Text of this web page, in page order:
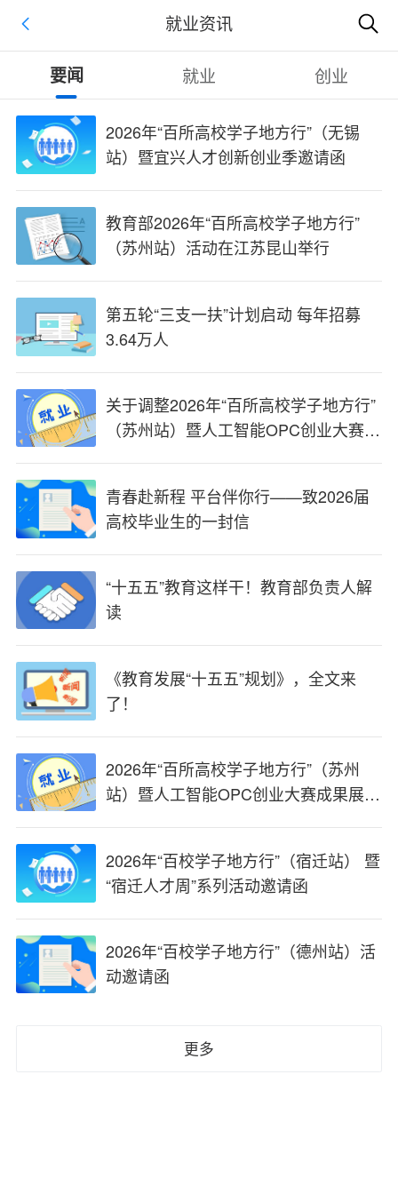
就业资讯
要闻 就业 创业
2026年“百所高校学子地方行”（无锡
站）暨宜兴人才创新创业季邀请函
教育部2026年“百所高校学子地方行”
（苏州站）活动在江苏昆山举行
第五轮“三支一扶”计划启动 每年招募
3.64万人
关于调整2026年“百所高校学子地方行”
（苏州站）暨人工智能OPC创业大赛成
青春赴新程 平台伴你行——致2026届
高校毕业生的一封信
“十五五”教育这样干！教育部负责人解
读
《教育发展“十五五”规划》，全文来
了！
2026年“百所高校学子地方行”（苏州
站）暨人工智能OPC创业大赛成果展、
2026年“百校学子地方行”（宿迁站） 暨
“宿迁人才周”系列活动邀请函
2026年“百校学子地方行”（德州站）活
动邀请函
更多